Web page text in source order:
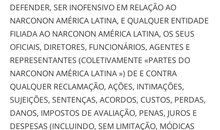
DEFENDER, SER INOFENSIVO EM RELAÇÃO AO
NARCONON AMÉRICA LATINA, E QUALQUER ENTIDADE
FILIADA AO NARCONON AMÉRICA LATINA, OS SEUS
OFICIAIS, DIRETORES, FUNCIONÁRIOS, AGENTES E
REPRESENTANTES (COLETIVAMENTE «PARTES DO
NARCONON AMÉRICA LATINA ») DE E CONTRA
QUALQUER RECLAMAÇÃO, AÇÕES, INTIMAÇÕES,
SUJEIÇÕES, SENTENÇAS, ACORDOS, CUSTOS, PERDAS,
DANOS, IMPOSTOS DE AVALIAÇÃO, PENAS, JUROS E
DESPESAS (INCLUINDO, SEM LIMITAÇÃO, MÓDICAS